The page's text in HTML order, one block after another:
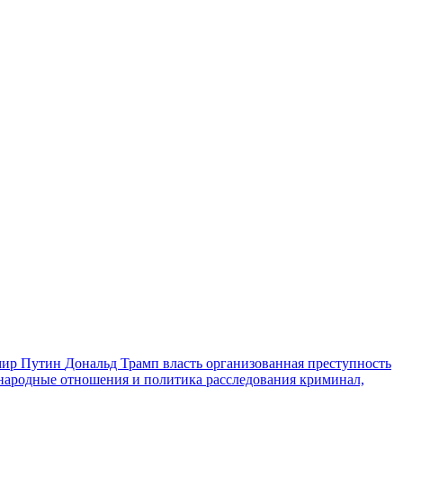
Путин Дональд Трамп власть организованная преступность
отношения и политика расследования криминал,